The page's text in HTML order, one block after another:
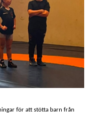
för att stötta barn från